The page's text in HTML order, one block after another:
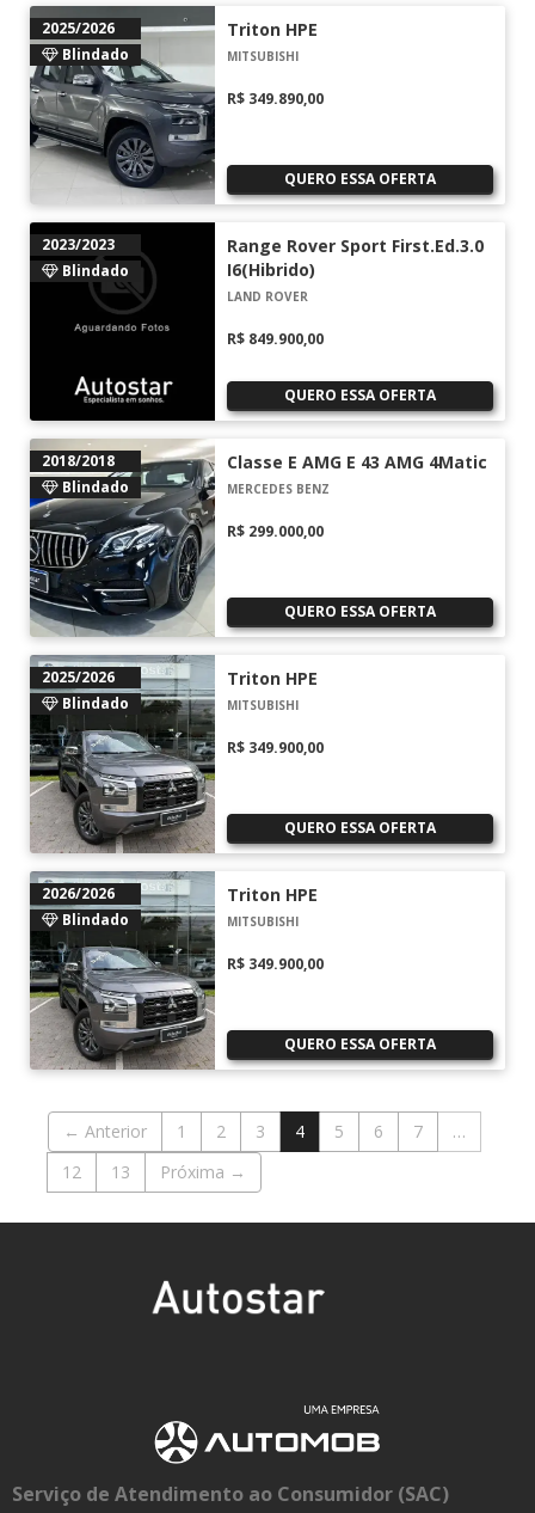
2025/2026
Blindado
Triton HPE
MITSUBISHI
R$ 349.890,00
QUERO ESSA OFERTA
2023/2023
Blindado
Range Rover Sport First.Ed.3.0
I6(Hibrido)
LAND ROVER
R$ 849.900,00
QUERO ESSA OFERTA
2018/2018
Blindado
Classe E AMG E 43 AMG 4Matic
MERCEDES BENZ
R$ 299.000,00
QUERO ESSA OFERTA
2025/2026
Blindado
Triton HPE
MITSUBISHI
R$ 349.900,00
QUERO ESSA OFERTA
2026/2026
Blindado
Triton HPE
MITSUBISHI
R$ 349.900,00
QUERO ESSA OFERTA
← Anterior 1 2 3 4 5 6 7
…
12
13 Próxima →
Serviço de Atendimento ao Consumidor (SAC)